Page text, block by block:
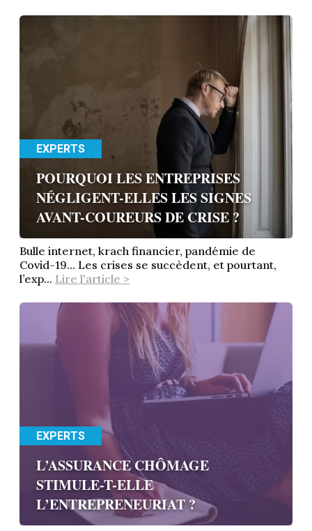
EXPERTS
POURQUOI LES ENTREPRISES
NÉGLIGENT-ELLES LES SIGNES
AVANT-COUREURS DE CRISE ?
Bulle internet, krach financier, pandémie de
Covid-19... Les crises se succèdent, et pourtant,
l’exp... Lire l'article >
EXPERTS
L’ASSURANCE CHÔMAGE
STIMULE-T-ELLE
L’ENTREPRENEURIAT ?